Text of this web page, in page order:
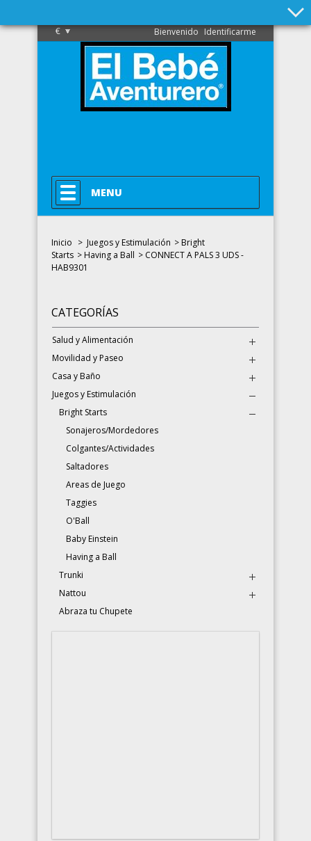
€ Bienvenido Identificarme
MENU
Inicio > Juegos y Estimulación > Bright
Starts > Having a Ball > CONNECT A PALS 3 UDS -
HAB9301
CATEGORÍAS
Salud y Alimentación
Movilidad y Paseo
Casa y Baño
Juegos y Estimulación
Bright Starts
Sonajeros/Mordedores
Colgantes/Actividades
Saltadores
Areas de Juego
Taggies
O'Ball
Baby Einstein
Having a Ball
Trunki
Nattou
Abraza tu Chupete